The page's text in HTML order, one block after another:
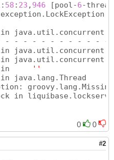
: 58 : 23 , 946 [pool-6-
- - - - - - - - - - -
in
''
java.lang.Thread
in
in
liquibase.LiquibaseDsl
0
0
#2